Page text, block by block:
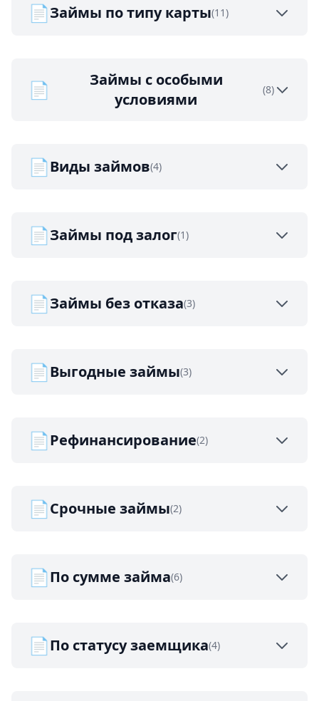
📄Займы по типу карты(11)
📄
Займы с особыми
условиями
(8)
📄Виды займов(4)
📄Займы под залог(1)
📄Займы без отказа(3)
📄Выгодные займы(3)
📄Рефинансирование(2)
📄Срочные займы(2)
📄По сумме займа(6)
📄По статусу заемщика(4)